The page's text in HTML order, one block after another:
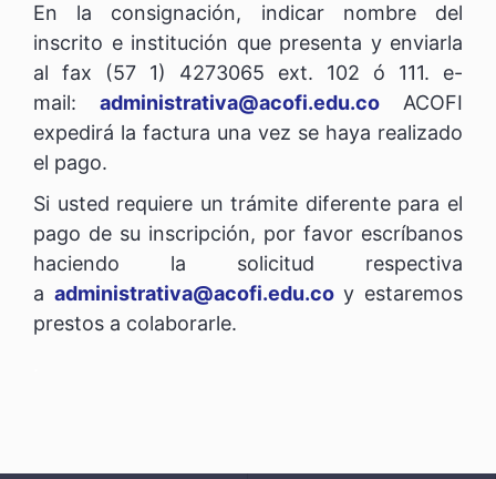
En la consignación, indicar nombre del
inscrito e institución que presenta y enviarla
al fax (57 1) 4273065 ext. 102 ó 111. e-
mail: administrativa@acofi.edu.co ACOFI
expedirá la factura una vez se haya realizado
el pago.
Si usted requiere un trámite diferente para el
pago de su inscripción, por favor escríbanos
haciendo la solicitud respectiva
a administrativa@acofi.edu.coy estaremos
prestos a colaborarle.